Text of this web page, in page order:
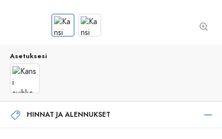
Asetuksesi
HINNAT JA ALENNUKSET